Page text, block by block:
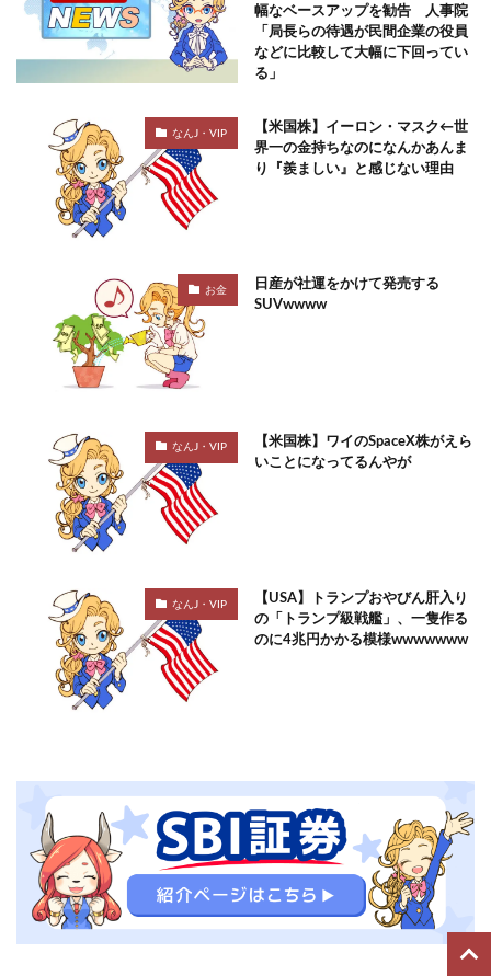
幅なベースアップを勧告 人事院
「局長らの待遇が民間企業の役員
などに比較して大幅に下回ってい
る」
なんJ・VIP
【米国株】イーロン・マスク←世
界一の金持ちなのになんかあんま
り『羨ましい』と感じない理由
お金
日産が社運をかけて発売する
SUVwwww
なんJ・VIP
【米国株】ワイのSpaceX株がえら
いことになってるんやが
なんJ・VIP
【USA】トランプおやびん肝入り
の「トランプ級戦艦」、一隻作る
のに4兆円かかる模様wwwwwww